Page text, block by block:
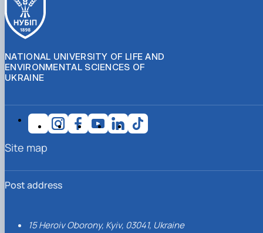
NATIONAL UNIVERSITY OF LIFE AND
ENVIRONMENTAL SCIENCES OF
UKRAINE
Post address
15 Heroiv Oborony, Kyiv, 03041, Ukraine
Site map